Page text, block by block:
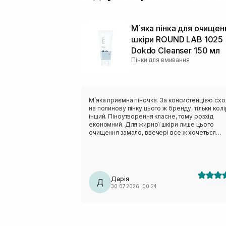
М`яка пінка для
шкіри ROUND LAB 1025
Dokdo Cleanser 150 мл
Пінки для вмивання
Мʼяка приємна піночка. За консистенцією
на полинову пінку цього ж бренду, тільки
інший. Піноутворення класне, тому розхід
економний. Для жирної шкіри лише цього
очищення замало, ввечері все ж хочеться
Д Дарія
30.07.2026, 00:24